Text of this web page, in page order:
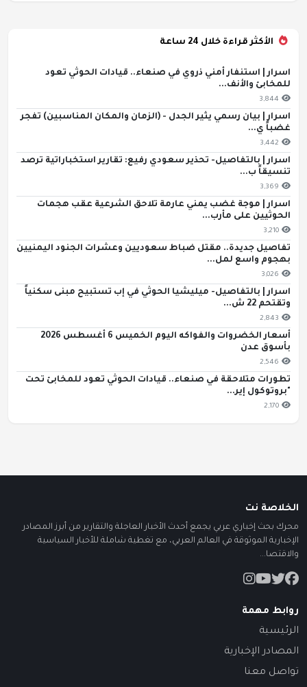
الأكثر قراءة خلال 24 ساعة
اسرار | استنفار أمني ذروي في صنعاء.. قيادات الحوثي تعود
للمخابئ والأنف...
3,844
اسرار | بيان رسمي يثير الجدل - (الزمان والمكان المناسبين) تفجر
غضباً ي...
3,442
اسرار | بالتفاصيل- تحذير سعودي رفيع: تقارير استخباراتية ترصد
تنسيقاً ب...
3,369
اسرار | موجة غضب يمني عارمة تلاحق الشرعية عقب هجمات
الحوثيين على مأرب...
3,210
تفاصيل جديدة.. مقتل ضباط سعوديين وعشرات الجنود اليمنيين
بهجوم واسع لمل...
3,026
اسرار | بالتفاصيل- ميليشيا الحوثي في إب تستبيح مبنى سكنياً
وتقتحم 22 ش...
2,843
أسعار الخضروات والفواكه اليوم الخميس 6 أغسطس 2026
بأسوق عدن
2,546
تطورات متلاحقة في صنعاء.. قيادات الحوثي تعود للمخابئ تحت
"بروتوكول إير...
2,170
الخلاصة نت
محرك بحث إخباري عربي يجمع أحدث الأخبار العاجلة والتقارير من أبرز المصادر
الإخبارية الموثوقة في العالم العربي، مع تغطية شاملة للأخبار السياسية
والاقتصا...
روابط مهمة
الرئيسية
المصادر الإخبارية
تواصل معنا